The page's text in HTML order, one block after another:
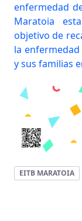
enfermedad
Maratoia
objetivo de
la enfermedad
y sus familias
EITB MARATOIA